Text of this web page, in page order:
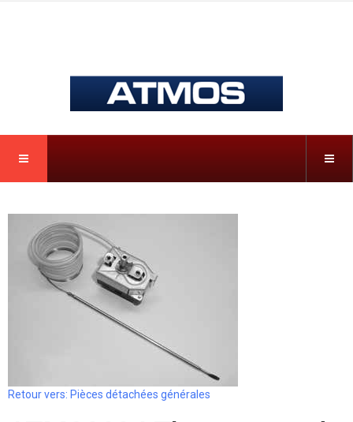
Retour vers: Pièces détachées générales